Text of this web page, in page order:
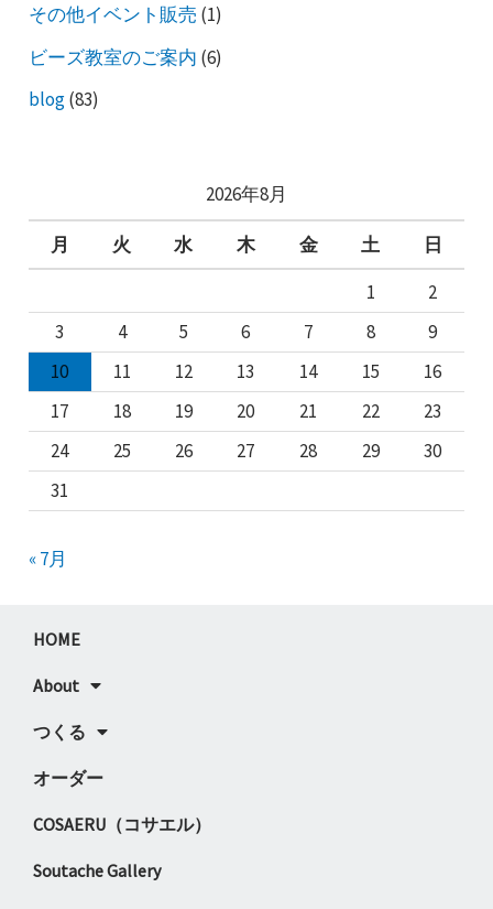
その他イベント販売 (1)
ビーズ教室のご案内 (6)
blog(83)
2026年8月
月 火 水 木 金 土
日
1
2
3
4 5 6 7 8
9
10
11 12 13 14 15
16
17
18 19 20 21 22
23
24
25 26 27 28 29
30
31
« 7月
HOME
About
つくる
オーダー
COSAERU（コサエル）
Soutache Gallery